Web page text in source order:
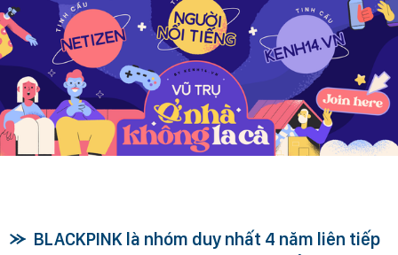
BLACKPINK là nhóm duy nhất 4 năm liên tiếp